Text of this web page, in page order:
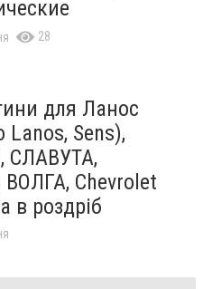
28
для Ланос
Lanos, Sens),
СЛАВУТА,
ВОЛГА, Chevrolet
в роздріб